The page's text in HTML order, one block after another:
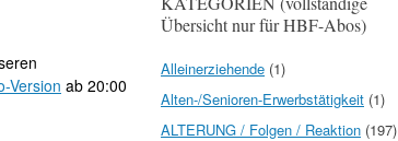
Version ab 20:00
Übersicht nur für HBF-Abos)
Alleinerziehende (1)
Alten-/Senioren-Erwerbstätigkeit (1)
ALTERUNG / Folgen / Reaktion (197)